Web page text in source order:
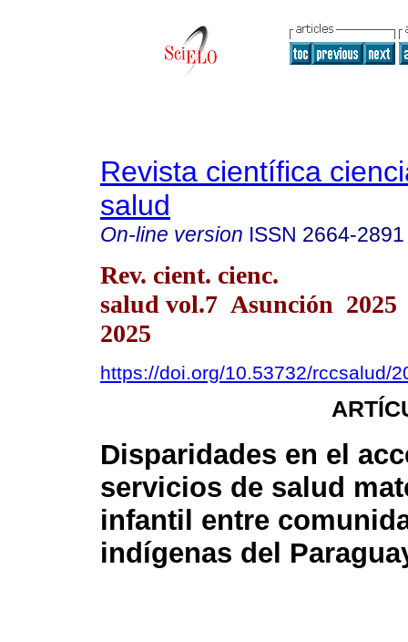
Revista científica
salud
On-line version ISSN 2664-2891
Rev. cient. cienc.
salud vol.7 Asunción
2025
https://doi.org/10.53732/rccsalud/
Disparidades en el
servicios de salud
infantil entre
indígenas del